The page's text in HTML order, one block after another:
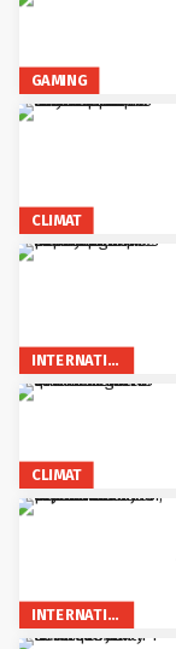
GAMING
CLIMAT
INTERNATIONAL
CLIMAT
INTERNATIONAL